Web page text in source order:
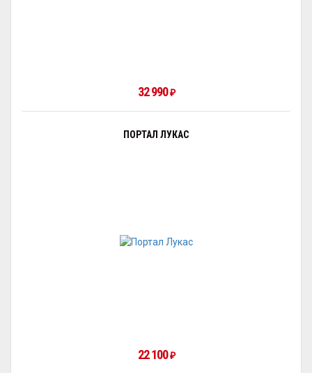
32 990 ₽
ПОРТАЛ ЛУКАС
22 100 ₽